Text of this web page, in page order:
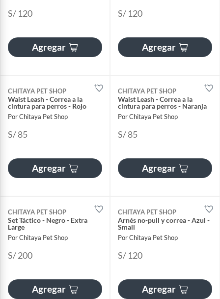
S/ 120
Agregar
S/ 120
Agregar
CHITAYA PET SHOP
Waist Leash - Correa a la
cintura para perros - Rojo
Por Chitaya Pet Shop
S/ 85
Agregar
CHITAYA PET SHOP
Waist Leash - Correa a la
cintura para perros - Naranja
Por Chitaya Pet Shop
S/ 85
Agregar
CHITAYA PET SHOP
Set Táctico - Negro - Extra
Large
Por Chitaya Pet Shop
S/ 200
Agregar
CHITAYA PET SHOP
Arnés no-pull y correa - Azul -
Small
Por Chitaya Pet Shop
S/ 120
Agregar